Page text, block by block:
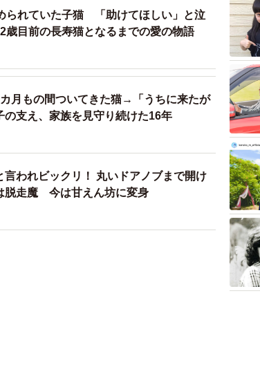
られていた子猫 「助けてほしい」と泣
目前の長寿猫となるまでの愛の物語
月もの間ついてきた猫→「うちに来たが
支え、家族を見守り続けた16年
われビックリ！ 丸いドアノブまで開け
脱走魔 今は甘えん坊に変身